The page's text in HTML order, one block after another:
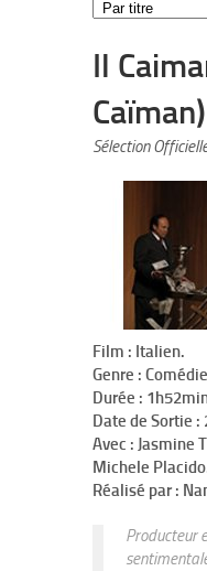
Il
Caïman)
Sélection
Film : Italien.
Genre :
Durée :
Date de Sortie :
Avec : Jasmine
Michele
Réalisé par :
Producteur